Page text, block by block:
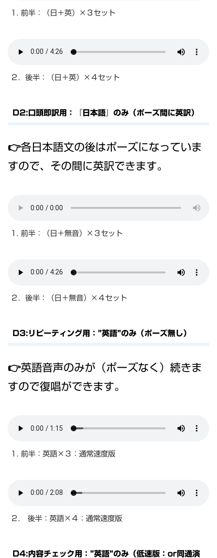
1. 前半：（日＋英）×３セット
２．後半：（日＋英）×４セット
D2:口頭即訳用：『日本語』のみ（ポーズ間に英訳）
👉各日本語文の後はポーズになっていま
すので、その間に英訳できます。
1. 前半：（日＋無音）×３セット
２．後半：（日＋無音）×４セット
D3:リピーティング用：”英語”のみ（ポーズ無し）
👉英語音声のみが（ポーズなく）続きま
すので復唱ができます。
1. 前半：英語×３：通常速度版
２． 後半：英語×４：通常速度版
D4:内容チェック用：”英語”のみ（低速版：or同通演